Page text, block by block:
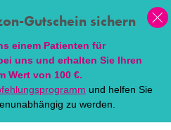
Gutschein sichern
einem Patienten für
uns und erhalten Sie Ihren
Wert von 100 €.
und helfen Sie
zu werden.